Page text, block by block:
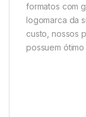
formatos com
logomarca da
custo, nossos
possuem